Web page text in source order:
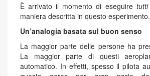
È arrivato il momento di eseguire tutti
maniera descritta in questo esperimento.
Un’analogia basata sul buon senso
La maggior parte delle persone ha
La maggior parte di questi
automatico. In effetti, spesso il pilota